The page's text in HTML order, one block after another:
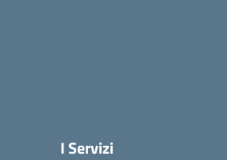
I Servizi